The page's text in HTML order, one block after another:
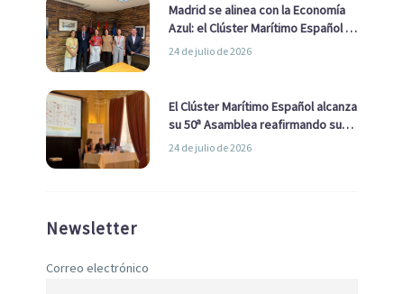
Madrid se alinea con la Economía
Azul: el Clúster Marítimo Español y
la Real Liga Naval avanzan alianzas
24 de julio de 2026
El Clúster Marítimo Español alcanza
su 50ª Asamblea reafirmando su
liderazgo en la Economía Azul
24 de julio de 2026
Newsletter
Correo electrónico